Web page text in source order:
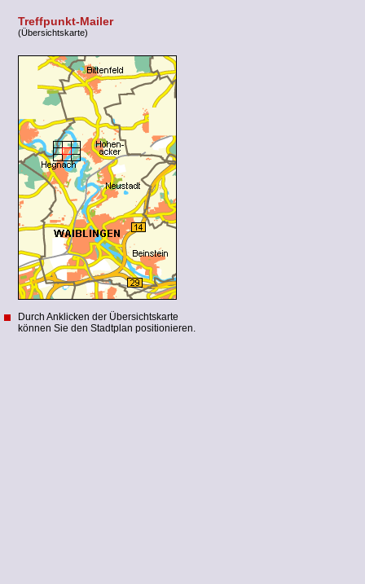
Treffpunkt-Mailer
(Übersichtskarte)
Durch Anklicken der Übersichtskarte
können Sie den Stadtplan positionieren.